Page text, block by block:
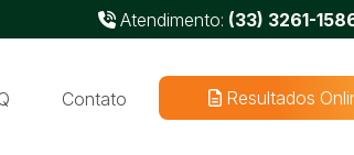
Atendimento: (33) 3261-
Contato Resultados